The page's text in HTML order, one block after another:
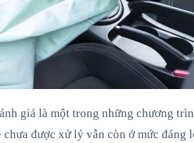
giá là một trong những chương
được xử lý vẫn còn ở mức đáng